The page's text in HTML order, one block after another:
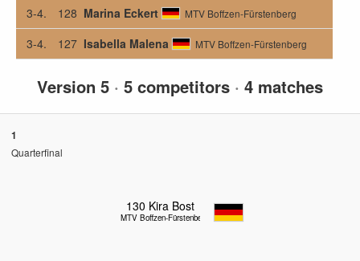
3-4. 128 Marina Eckert MTV Boffzen-Fürstenberg
3-4. 127 Isabella Malena MTV Boffzen-Fürstenberg
Version 5 · 5 competitors · 4 matches
1
Quarterfinal
130 Kira Bost
MTV Boffzen-Fürstenberg